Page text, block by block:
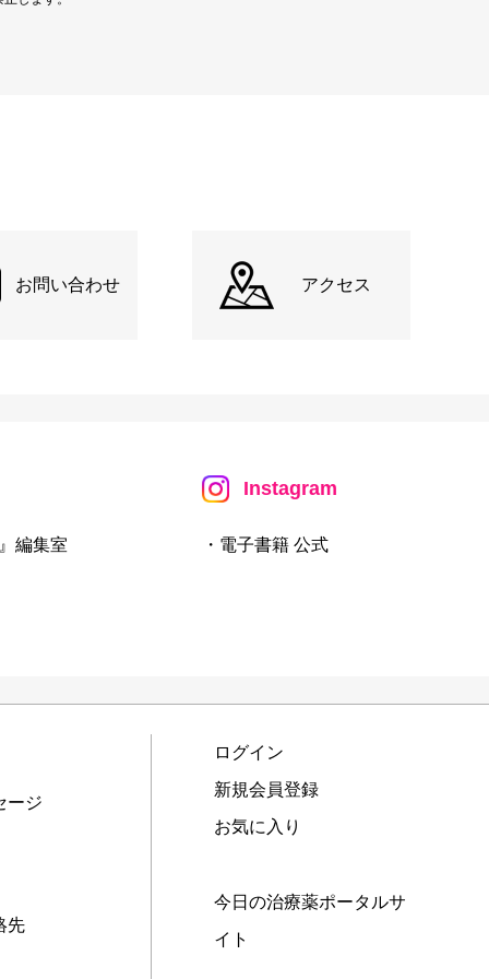
お問い合わせ アクセス
編集室
Instagram
・電子書籍 公式
ージ
先
ログイン
新規会員登録
お気に入り
今日の治療薬ポータルサ
イト